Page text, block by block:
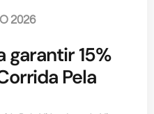
2026
garantir 15%
Pela